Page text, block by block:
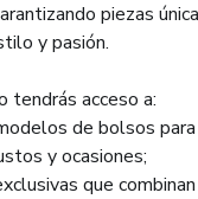
piezas
y pasión.
tendrás acceso a:
de bolsos
y ocasiones;
que